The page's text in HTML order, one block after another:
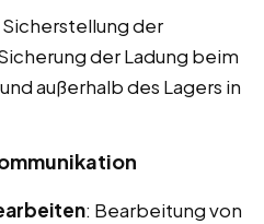
Sicherstellung der
der Ladung beim
außerhalb des Lagers in
: Bearbeitung von